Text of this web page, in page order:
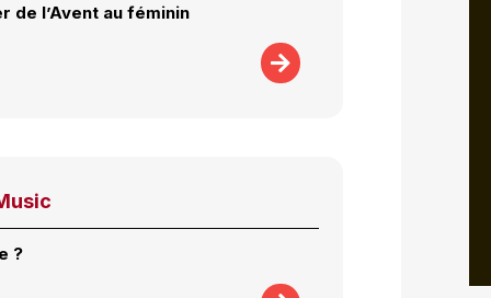
de l’Avent au féminin
?